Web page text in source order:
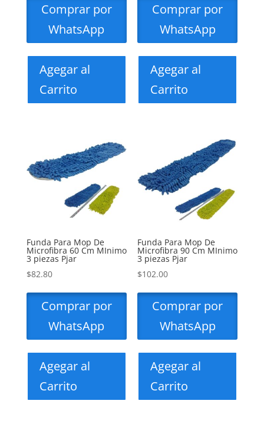
Comprar por
WhatsApp
Agegar al
Carrito
Comprar por
WhatsApp
Agegar al
Carrito
Funda Para Mop De
Microfibra 60 Cm MInimo
3 piezas Pjar
$82.80
Comprar por
WhatsApp
Agegar al
Carrito
Funda Para Mop De
Microfibra 90 Cm MInimo
3 piezas Pjar
$102.00
Comprar por
WhatsApp
Agegar al
Carrito